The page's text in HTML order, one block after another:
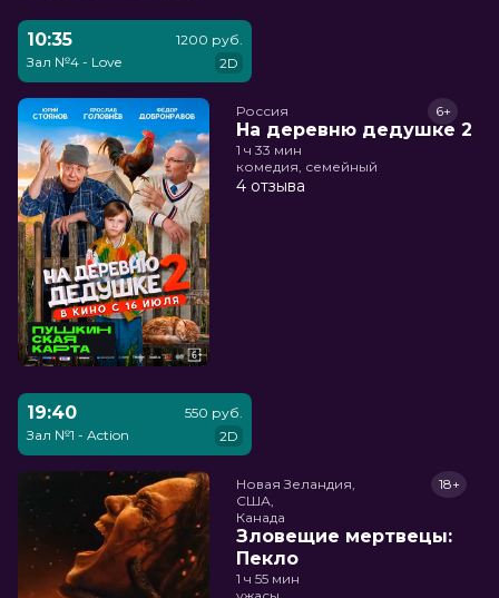
10:35
Зал №4 - Love
1200 руб.
2D
Россия
На деревню дедушке 2
6+
1 ч 33 мин
комедия, семейный
4 отзыва
19:40
Зал №1 - Action
550 руб.
2D
Новая Зеландия,
США,
Канада
Зловещие мертвецы:
Пекло
18+
1 ч 55 мин
ужасы